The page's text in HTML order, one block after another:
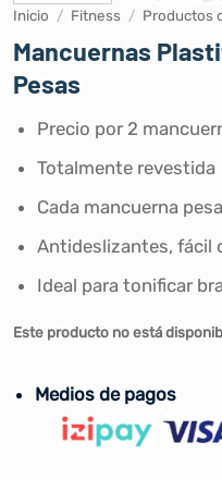
Inicio / Fitness / Productos
Mancuernas
Pesas
Precio por 2
Totalmente revestida
Cada mancuerna
Antideslizantes, fácil
Ideal para tonificar
Este producto no está
Medios de pagos